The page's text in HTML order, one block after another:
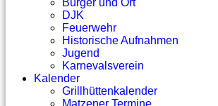
Bürger und Ort
DJK
Feuerwehr
Historische Aufnahmen
Jugend
Karnevalsverein
Kalender
Grillhüttenkalender
Matzener Termine